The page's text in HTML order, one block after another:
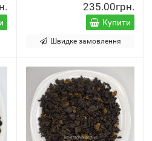
235.00грн.
Купити
Швидке замовлення